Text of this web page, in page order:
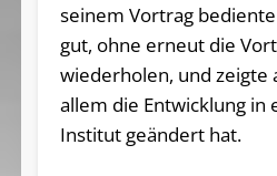
seinem Vortrag
gut, ohne erneut die
wiederholen, und zeigte
allem die Entwicklung in
Institut geändert hat.